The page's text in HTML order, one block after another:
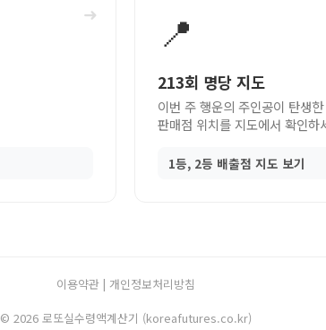
➜ 📍
213회 명당 지도
이번 주 행운의 주인공이 탄생한
판매점 위치를 지도에서 확인하
1등, 2등 배출점 지도 보기
이용약관| 개인정보처리방침
© 2026 로또실수령액계산기 (koreafutures.co.kr)